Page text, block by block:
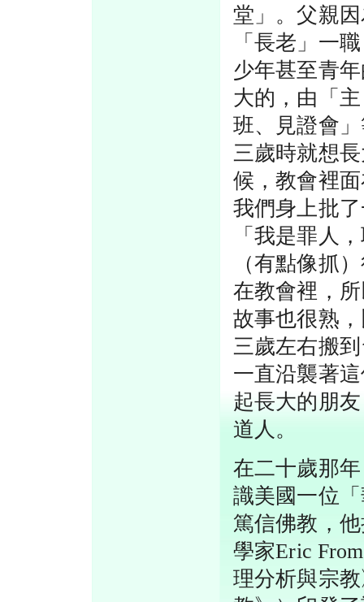
堂」。父親
「長老」一
少年甚至青
大的，由「
班、見證會
三歲時就想
候，教會裡
我們身上批
「我是罪人
（有點像抓
在教會裡，
故事也很熟
三歲左右搬
一直沿襲著
起長大的朋
道人。
在二十歲那
識美國一位
篤信佛教，
學家Eric
理分析與宗